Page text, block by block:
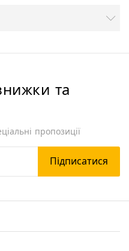
та
пропозиції
Підписатися